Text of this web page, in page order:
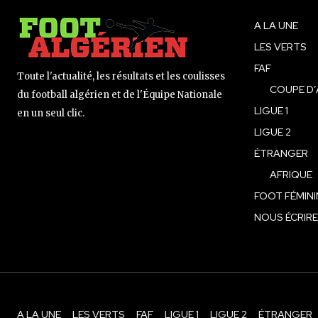
Toute l'actualité, les résultats et les coulisses
du football algérien et de l'Équipe Nationale
en un seul clic.
A LA UNE
LES VERTS
FAF
COUPE
LIGUE 1
LIGUE 2
ÉTRANGER
AFRIQUE
FOOT
NOUS ÉCRIRE
A LA UNE LES VERTS FAF LIGUE 1 LIGUE 2 ÉTRANGER